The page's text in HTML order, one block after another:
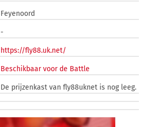
Feyenoord
-
https://fly88.uk.net/
Beschikbaar voor de Battle
De prijzenkast van fly88uknet is nog leeg.